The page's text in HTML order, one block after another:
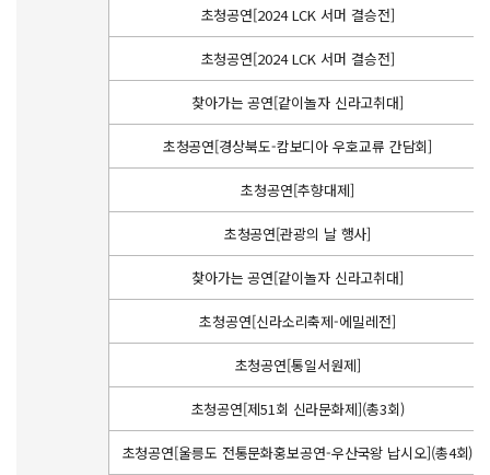
초청공연[2024 LCK 서머 결승전]
초청공연[2024 LCK 서머 결승전]
찾아가는 공연[같이놀자 신라고취대]
초청공연[경상북도-캄보디아 우호교류 간담회]
초청공연[추향대제]
초청공연[관광의 날 행사]
찾아가는 공연[같이놀자 신라고취대]
초청공연[신라소리축제-에밀레전]
초청공연[통일서원제]
초청공연[제51회 신라문화제](총3회)
초청공연[울릉도 전통문화홍보공연-우산국왕 납시오](총4회)